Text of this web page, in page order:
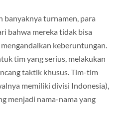
banyaknya turnamen, para
bahwa mereka tidak bisa
keberuntungan.
tim yang serius, melakukan
taktik khusus. Tim-tim
memiliki divisi Indonesia),
menjadi nama-nama yang